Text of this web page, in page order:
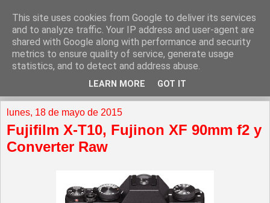
lunes, 18 de mayo de 2015
Fujifilm X-T10, Fujinon XF 90mm f2 y
Converter Raw
This site uses cookies from Google to deliver its services
and to analyze traffic. Your IP address and user-agent are
shared with Google along with performance and security
metrics to ensure quality of service, generate usage
statistics, and to detect and address abuse.
LEARN MORE GOT IT